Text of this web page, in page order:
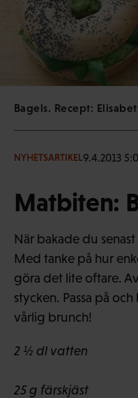
Bagels. Recept:
NYHETSARTIKEL9.4.2013
Matbiten:
När bakade du
Med tanke på hur
göra det lite oftare.
stycken. Passa på
vårlig brunch!
2 ½ dl vatten
25 g färskjäst